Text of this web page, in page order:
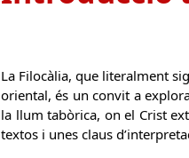
La Filocàlia, que literalment
oriental, és un convit a
la llum tabòrica, on el Crist
textos i unes claus